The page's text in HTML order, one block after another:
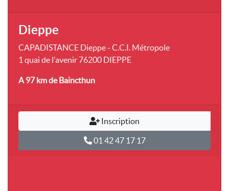
Dieppe
CAPADISTANCE Dieppe - C.C.I. Métropole
1 quai de l'avenir 76200 DIEPPE
A 97 kmde Baincthun
Inscription
01 42 47 17 17